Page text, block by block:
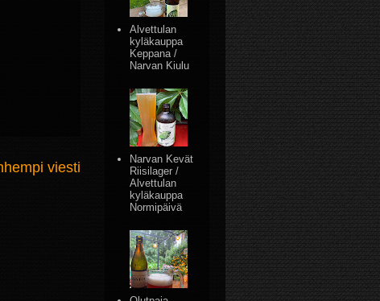
viesti
Alvettulan
kyläkauppa
Keppana /
Narvan Kiulu
Narvan Kevät
Riisilager /
Alvettulan
kyläkauppa
Normipäivä